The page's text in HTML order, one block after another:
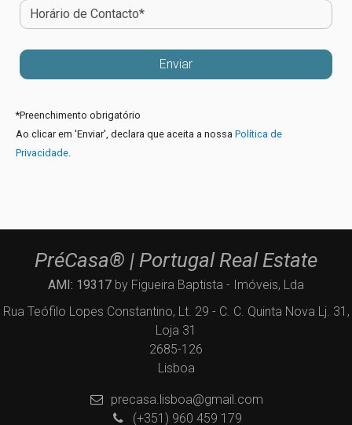
*Preenchimento obrigatório
Ao clicar em 'Enviar', declara que aceita a nossa Política de
Privacidade
PréCasa® | Portugal Real Estate
AMI: 19317 by Figueira Baptista - Imóveis, Lda
Rua Teófilo Lopes Constantino, Lt. 29 - C. C. Quinta Nova Lj. 31,
Loja 31
2685-126
Lisboa
precasa.lisboa@gmail.com
(+351) 960 459 179